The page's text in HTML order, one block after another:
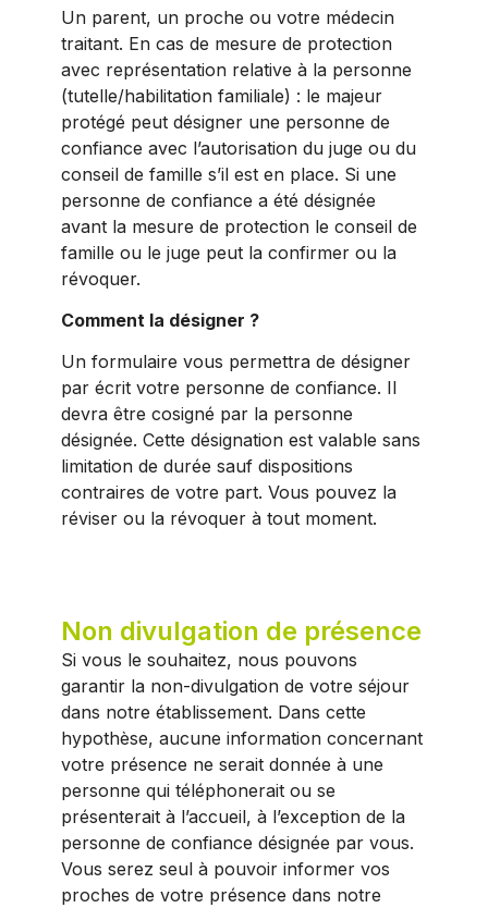
Un parent, un proche ou votre médecin
traitant. En cas de mesure de protection
avec représentation relative à la personne
(tutelle/habilitation familiale) : le majeur
protégé peut désigner une personne de
confiance avec l’autorisation du juge ou du
conseil de famille s’il est en place. Si une
personne de confiance a été désignée
avant la mesure de protection le conseil de
famille ou le juge peut la confirmer ou la
révoquer.
Comment la désigner ?
Un formulaire vous permettra de désigner
par écrit votre personne de confiance. Il
devra être cosigné par la personne
désignée. Cette désignation est valable sans
limitation de durée sauf dispositions
contraires de votre part. Vous pouvez la
réviser ou la révoquer à tout moment.
Non divulgation de présence
Si vous le souhaitez, nous pouvons
garantir la non-divulgation de votre séjour
dans notre établissement. Dans cette
hypothèse, aucune information concernant
votre présence ne serait donnée à une
personne qui téléphonerait ou se
présenterait à l’accueil, à l’exception de la
personne de confiance désignée par vous.
Vous serez seul à pouvoir informer vos
proches de votre présence dans notre